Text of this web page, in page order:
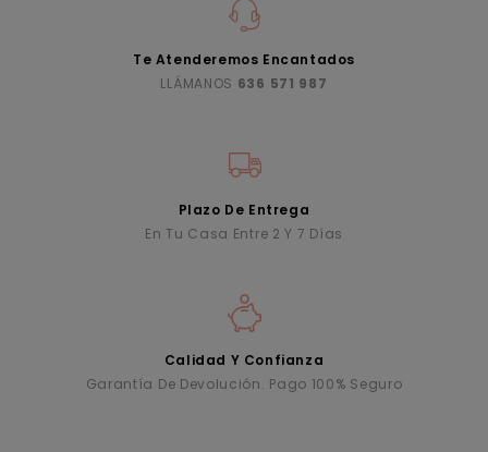
Te Atenderemos Encantados
LLÁMANOS 636 571 987
Plazo De Entrega
En Tu Casa Entre 2 Y 7 Días
Calidad Y Confianza
Garantía De Devolución. Pago 100% Seguro